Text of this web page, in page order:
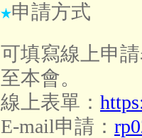
申請方式
可填寫線上申
至本會。
線上表單：
E-mail申請：